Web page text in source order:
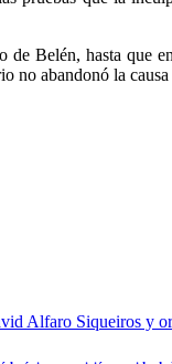
Belén, hasta
no abandonó la